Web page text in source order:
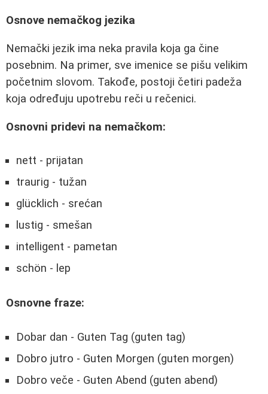
Osnove nemačkog jezika
Nemački jezik ima neka pravila koja ga čine
posebnim. Na primer, sve imenice se pišu velikim
početnim slovom. Takođe, postoji četiri padeža
koja određuju upotrebu reči u rečenici.
Osnovni pridevi na nemačkom:
nett - prijatan
traurig - tužan
glücklich - srećan
lustig - smešan
intelligent - pametan
schön - lep
Osnovne fraze:
Dobar dan - Guten Tag (guten tag)
Dobro jutro - Guten Morgen (guten morgen)
Dobro veče - Guten Abend (guten abend)